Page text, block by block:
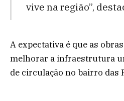
vive na região”,
A expectativa é que as
melhorar a infraestrutura
de circulação no bairro das